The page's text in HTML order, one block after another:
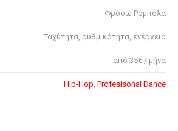
Φρόσω Ρόμπολα
Ταχύτητα, ρυθμικότητα, ενέργεια
από 35€ / μήνα
Hip-Hop, Profesisonal Dance